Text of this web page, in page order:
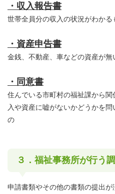
・収入報告書
世帯全員分の収入の状況がわかる
・資産申告書
金銭、不動産、車などの資産が
・同意書
住んでいる市町村の福祉課から
入や資産に嘘がないかどうかを
の
３．福祉事務所が行う
申請書類やその他の書類の提出が